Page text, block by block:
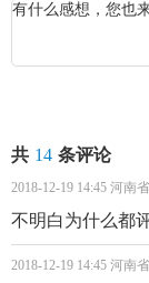
血儿不多，外
的，她经常哭
一直不知道对方
便接触舞台剧、
学就读的都是戏
去，演员却还是
共 14 条评论
2018-12-19 14:45 河南
不明白为什么都
2018-12-19 14:45 河南